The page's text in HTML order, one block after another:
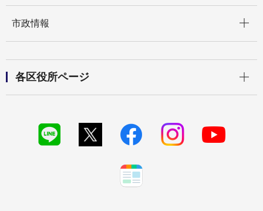
市政情報
各区役所ページ